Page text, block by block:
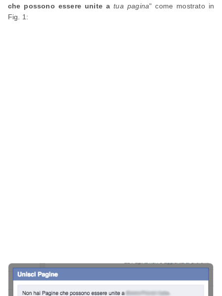
che possono essere unite atua pagina" come mostrato in
Fig. 1: